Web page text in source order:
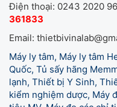
Điện thoại: 0243 2020
361833
Email:
Máy ly tâm, Máy ly tâm
Quốc, Tủ sấy hãng
lạnh, Thiết bị Y Sinh,
kiểm nghiệm dược, Máy